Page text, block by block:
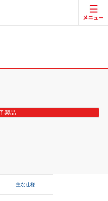
製品
主な仕様